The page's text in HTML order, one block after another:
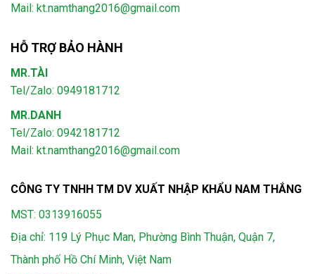
Mail: kt.namthang2016@gmail.com
HỖ TRỢ BẢO HÀNH
MR.TÀI
Tel/Zalo: 0949181712
MR.DANH
Tel/Zalo: 0942181712
Mail: kt.namthang2016@gmail.com
CÔNG TY TNHH TM DV XUẤT NHẬP KHẨU NAM THẮNG
MST: 0313916055
Địa chỉ: 119 Lý Phục Man, Phường Bình Thuận, Quận 7,
Thành phố Hồ Chí Minh, Việt Nam